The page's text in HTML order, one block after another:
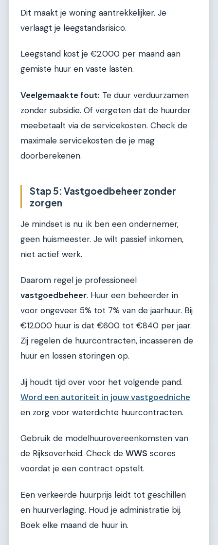
Dit maakt je woning aantrekkelijker. Je
verlaagt je leegstandsrisico.
Leegstand kost je €2.000 per maand aan
gemiste huur en vaste lasten.
Veelgemaakte fout: Te duur verduurzamen
zonder subsidie. Of vergeten dat de huurder
meebetaalt via de servicekosten. Check de
maximale servicekosten die je mag
doorberekenen.
Stap 5: Vastgoedbeheer zonder
zorgen
Je mindset is nu: ik ben een ondernemer,
geen huismeester. Je wilt passief inkomen,
niet actief werk.
Daarom regel je professioneel
vastgoedbeheer. Huur een beheerder in
voor ongeveer 5% tot 7% van de jaarhuur. Bij
€12.000 huur is dat €600 tot €840 per jaar.
Zij regelen de huurcontracten, incasseren de
huur en lossen storingen op.
Jij houdt tijd over voor het volgende pand.
Word een autoriteit in jouw vastgoedniche
en zorg voor waterdichte huurcontracten.
Gebruik de modelhuurovereenkomsten van
de Rijksoverheid. Check de WWS scores
voordat je een contract opstelt.
Een verkeerde huurprijs leidt tot geschillen
en huurverlaging. Houd je administratie bij.
Boek elke maand de huur in.